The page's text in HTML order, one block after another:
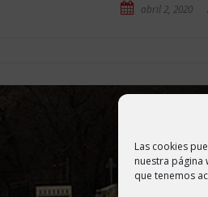
Las cookies
nuestra página
que tenemos
abril 2, 2020